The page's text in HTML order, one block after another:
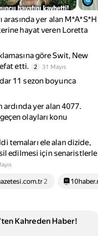
yer alan M*A*S*H
hayat veren Loretta
göre Swit, New
etti.
2 31 Mayıs
11 sezon boyunca
ardında yer alan 4077.
olayları konu
temaları ele alan dizide,
edilmesi için senaristlerle
2
Kahreden Haber!